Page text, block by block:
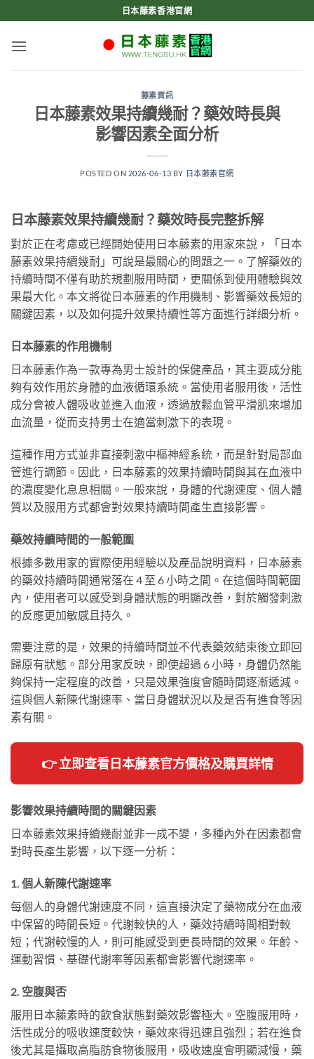
to
content
日本藤素香港官網
藤素資訊
日本藤素效果持續幾耐？藥效時長與
影響因素全面分析
POSTED ON 2026-06-13 BY 日本藤素官網
日本藤素效果持續幾耐？藥效時長完整拆解
對於正在考慮或已經開始使用日本藤素的用家來說，「日本
藤素效果持續幾耐」可說是最關心的問題之一。了解藥效的
持續時間不僅有助於規劃服用時間，更關係到使用體驗與效
果最大化。本文將從日本藤素的作用機制、影響藥效長短的
關鍵因素，以及如何提升效果持續性等方面進行詳細分析。
日本藤素的作用機制
日本藤素作為一款專為男士設計的保健產品，其主要成分能
夠有效作用於身體的血液循環系統。當使用者服用後，活性
成分會被人體吸收並進入血液，透過放鬆血管平滑肌來增加
血流量，從而支持男士在適當刺激下的表現。
這種作用方式並非直接刺激中樞神經系統，而是針對局部血
管進行調節。因此，日本藤素的效果持續時間與其在血液中
的濃度變化息息相關。一般來說，身體的代謝速度、個人體
質以及服用方式都會對效果持續時間產生直接影響。
藥效持續時間的一般範圍
根據多數用家的實際使用經驗以及產品說明資料，日本藤素
的藥效持續時間通常落在 4 至 6 小時之間。在這個時間範圍
內，使用者可以感受到身體狀態的明顯改善，對於觸發刺激
的反應更加敏感且持久。
需要注意的是，效果的持續時間並不代表藥效結束後立即回
歸原有狀態。部分用家反映，即使超過 6 小時，身體仍然能
夠保持一定程度的改善，只是效果強度會隨時間逐漸遞減。
這與個人新陳代謝速率、當日身體狀況以及是否有進食等因
素有關。
👉 立即查看日本藤素官方價格及購買詳情
影響效果持續時間的關鍵因素
日本藤素效果持續幾耐並非一成不變，多種內外在因素都會
對時長產生影響，以下逐一分析：
1. 個人新陳代謝速率
每個人的身體代謝速度不同，這直接決定了藥物成分在血液
中保留的時間長短。代謝較快的人，藥效持續時間相對較
短；代謝較慢的人，則可能感受到更長時間的效果。年齡、
運動習慣、基礎代謝率等因素都會影響代謝速率。
2. 空腹與否
服用日本藤素時的飲食狀態對藥效影響極大。空腹服用時，
活性成分的吸收速度較快，藥效來得迅速且強烈；若在進食
後尤其是攝取高脂肪食物後服用，吸收速度會明顯減慢，藥